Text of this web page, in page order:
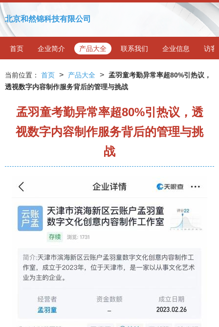
北京和然锦科技有限公司
首页 企业简介 产品大全 联系我们 企业信息 访客
当前位置： 首页 > 产品大全 > 孟羽童考勤异常率超80%引热议，
透视数字内容制作服务背后的管理与挑战
孟羽童考勤异常率超80%引热议，透
视数字内容制作服务背后的管理与挑
战